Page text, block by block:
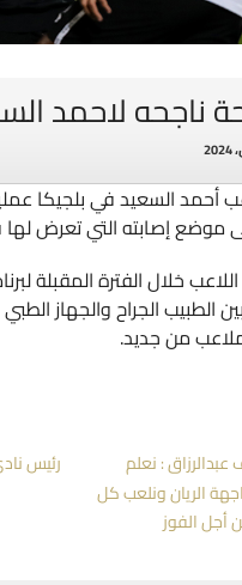
ناجحه لاحمد
أحمد السعيد في بلجيكا
موضع إصابته التي تعرض لها
خلال الفترة المقبلة
الطبيب الجراح والجهاز
من جديد.
: نعلم
الريان ونلعب كل
أجل الفوز
رئيس